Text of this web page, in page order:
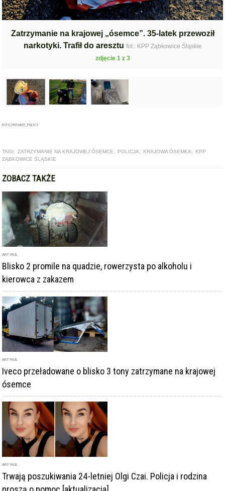
Zatrzymanie na krajowej „ósemce”. 35-latek przewoził
narkotyki. Trafił do aresztu fot.: KPP Ząbkowice Śląskie
zdjęcie 1 z 3
FOTO_PRIVATE_POLICY
TAGI: ZATRZYMANIE NA KRAJOWEJ ÓSEMCE POLICJA KRAJOWA ÓSEMKA
KPP
ZĄBKOWICE ŚLĄSKIE
ZOBACZ TAKŻE
ARTYKUŁ
Blisko 2 promile na quadzie, rowerzysta po alkoholu i
kierowca z zakazem
ARTYKUŁ
Iveco przeładowane o blisko 3 tony zatrzymane na krajowej
ósemce
ARTYKUŁ
Trwają poszukiwania 24-letniej Olgi Czai. Policja i rodzina